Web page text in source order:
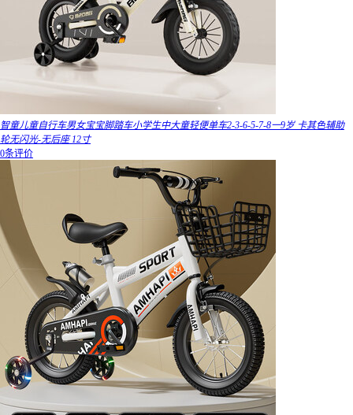
智童儿童自行车男女宝宝脚踏车小学生中大童轻便单车2-3-6-5-7-8一9岁 卡其色辅助
轮无闪光-无后座 12寸
0条评价